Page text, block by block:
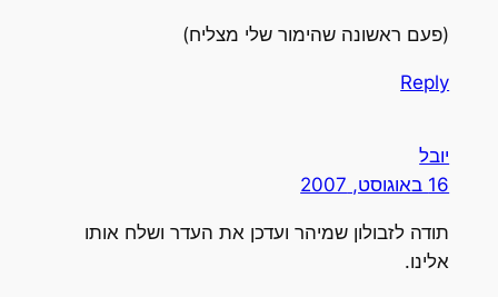
(פעם ראשונה שהימור שלי מצליח)
Reply
יובל
16 באוגוסט, 2007
תודה לזבולון שמיהר ועדכן את העדר ושלח אותו
אלינו.